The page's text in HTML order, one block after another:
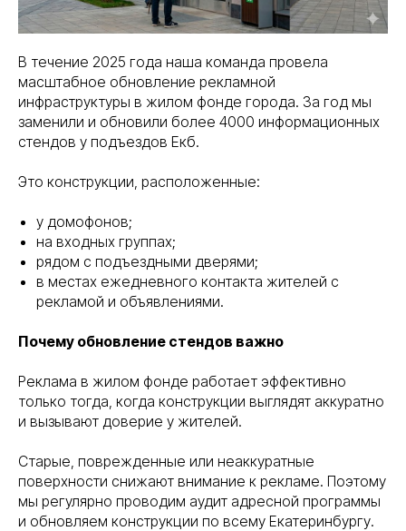
В течение 2025 года наша команда провела
масштабное обновление рекламной
инфраструктуры в жилом фонде города. За год мы
заменили и обновили более 4000 информационных
стендов у подъездов Екб.
Это конструкции, расположенные:
у домофонов;
на входных группах;
рядом с подъездными дверями;
в местах ежедневного контакта жителей с
рекламой и объявлениями.
Почему обновление стендов важно
Реклама в жилом фонде работает эффективно
только тогда, когда конструкции выглядят аккуратно
и вызывают доверие у жителей.
Старые, поврежденные или неаккуратные
поверхности снижают внимание к рекламе. Поэтому
мы регулярно проводим аудит адресной программы
и обновляем конструкции по всему Екатеринбургу.